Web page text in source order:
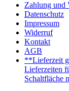
Zahlung und
Datenschutz
Impressum
Widerruf
Kontakt
AGB
**Lieferzeit
Lieferzeiten
Schaltfläche